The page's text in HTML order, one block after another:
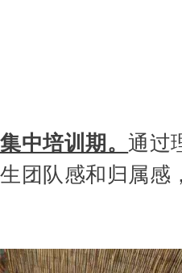
集中培训期。 通过
生团队感和归属感